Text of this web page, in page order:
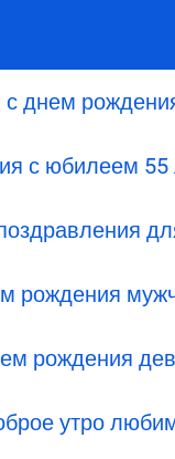
с днем
с юбилеем
рождения
рождения
утро